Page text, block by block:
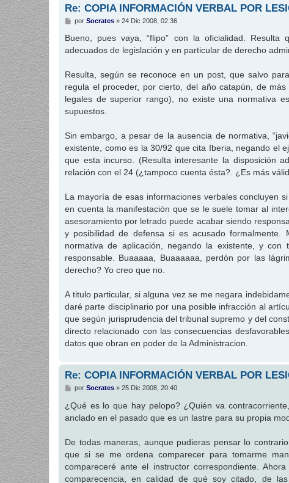
Re: COPIA INFORMACIÓN VERBAL POR
M
n
a
por Socrates» 24 Dic 2008, 02:36
Bueno, pues vaya, “flipo” con la oficialidad.
adecuados de legislación y en particular de derecho
Resulta, según se reconoce en un post, que salvo
regula el proceder, por cierto, del año catapún, de
legales de superior rango), no existe una normativa
supuestos.
Sin embargo, a pesar de la ausencia de normativa,
existente, como es la 30/92 que cita Iberia, negando el
que esta incurso. (Resulta interesante la disposición
relación con el 24 (¿tampoco cuenta ésta?. ¿Es más
La mayoría de esas informaciones verbales concluyen
en cuenta la manifestación que se le suele tomar al
asesoramiento por letrado puede acabar siendo
y posibilidad de defensa si es acusado formalmente.
normativa de aplicación, negando la existente, y
responsable. Buaaaaa, Buaaaaaa, perdón por las
derecho? Yo creo que no.
A titulo particular, si alguna vez se me negara
daré parte disciplinario por una posible infracción al
que según jurisprudencia del tribunal supremo y del
directo relacionado con las consecuencias
datos que obran en poder de la Administracion.
Re: COPIA INFORMACIÓN VERBAL POR
M
n
s
a
por Socrates» 25 Dic 2008, 20:40
¿Qué es lo que hay pelopo? ¿Quién va
anclado en el pasado que es un lastre para su propia
De todas maneras, aunque pudieras pensar lo
que si se me ordena comparecer para tomarme
compareceré ante el instructor correspondiente.
comparecencia, en calidad de qué soy citado, de